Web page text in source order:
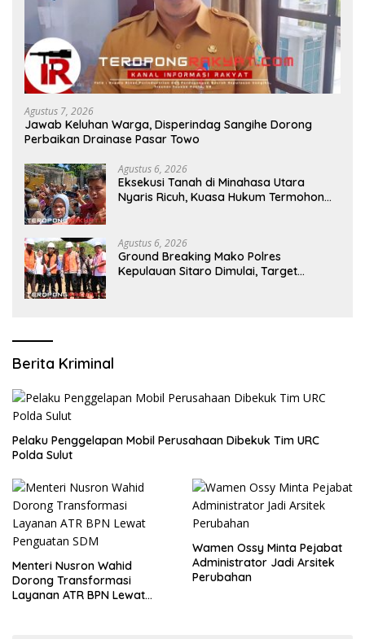
Agustus 7, 2026
Jawab Keluhan Warga, Disperindag Sangihe Dorong
Perbaikan Drainase Pasar Towo
Agustus 6, 2026
Eksekusi Tanah di Minahasa Utara
Nyaris Ricuh, Kuasa Hukum Termohon
Agustus 6, 2026
Ground Breaking Mako Polres
Kepulauan Sitaro Dimulai, Target
Berita Kriminal
​Pelaku Penggelapan Mobil Perusahaan Dibekuk Tim URC
Polda Sulut
​Menteri Nusron Wahid
Dorong Transformasi
Layanan ATR BPN Lewat
Wamen Ossy Minta Pejabat
Administrator Jadi Arsitek
Perubahan